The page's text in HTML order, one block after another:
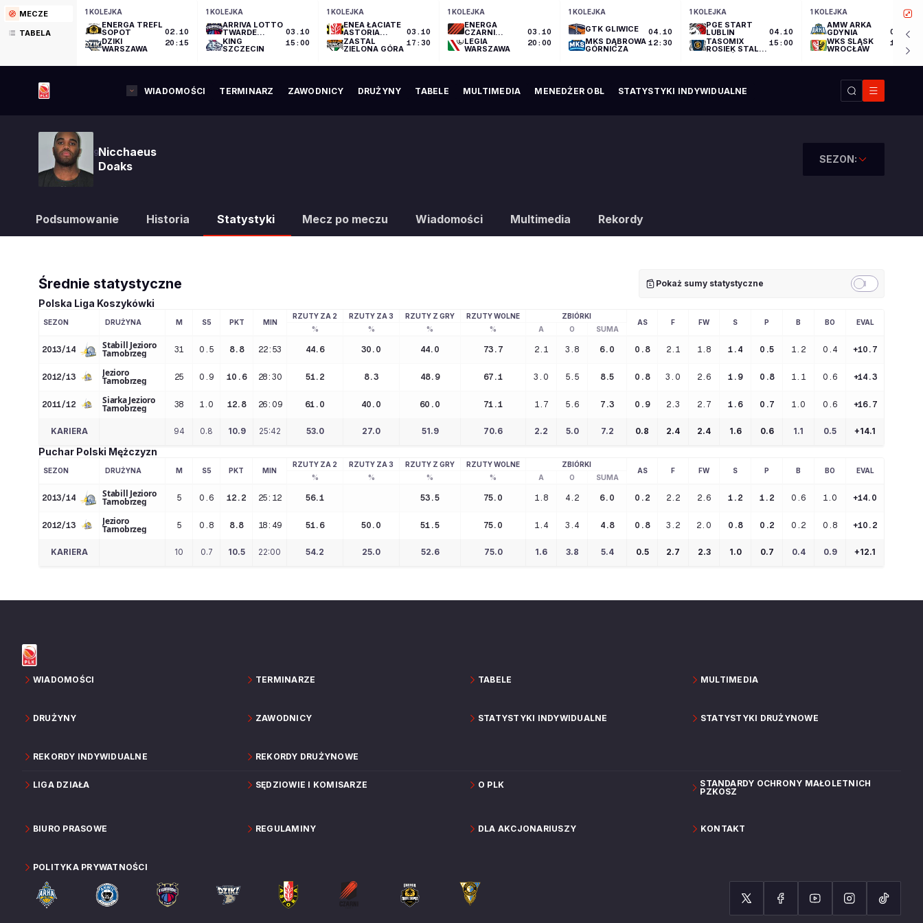
MECZE
TABELA
1 KOLEJKA
ENERGA TREFL
SOPOT
DZIKI
WARSZAWA
02.10
20:15
1 KOLEJKA
ARRIVA LOTTO
TWARDE
PIERNIKI
TORUŃ
KING
SZCZECIN
03.10
15:00
1 KOLEJKA
ENEA ŁACIATE
ASTORIA
BYDGOSZCZ
ZASTAL
ZIELONA GÓRA
03.10
17:30
1 KOLEJKA
ENERGA
CZARNI
SŁUPSK
LEGIA
WARSZAWA
03.10
20:00
1 KOLEJKA
GTK GLIWICE
MKS DĄBROWA
GÓRNICZA
04.10
12:30
1 KOLEJKA
PGE START
LUBLIN
TASOMIX
ROSIEK STAL
WIELKOPOLSKI
04.10
15:00
1 KOLEJKA
AMW ARKA
GDYNIA
WKS ŚLĄSK
WROCŁAW
04.10
17:30
WIADOMOŚCI TERMINARZ ZAWODNICY DRUŻYNY TABELE MULTIMEDIA MENEDŻER OBL STATYSTYKI INDYWIDUALNE
9Nicchaeus
Doaks
SEZON:
Podsumowanie Historia Statystyki Mecz po meczu Wiadomości Multimedia Rekordy
Średnie statystyczne Pokaż sumy statystyczne
Polska Liga Koszykówki
SEZON DRUŻYNA M S5 PKT MIN
RZUTY ZA 2 RZUTY ZA 3 RZUTY Z GRY RZUTY WOLNE ZBIÓRKI
AS F FW S P B BO
EVAL
%
% % % A O SUMA
2013/14 Stabill Jezioro
Tarnobrzeg 31 0.5 8.8 22:53 44.6 30.0 44.0 73.7 2.1 3.8 6.0 0.8 2.1 1.8 1.4 0.5 1.2 0.4 +10.7
2012/13 Jezioro
Tarnobrzeg 25 0.9 10.6 28:30 51.2 8.3 48.9 67.1 3.0 5.5 8.5 0.8 3.0 2.6 1.9 0.8 1.1 0.6 +14.3
2011/12 Siarka Jezioro
Tarnobrzeg 38 1.0 12.8 26:09 61.0 40.0 60.0 71.1 1.7 5.6 7.3 0.9 2.3 2.7 1.6 0.7 1.0 0.6 +16.7
KARIERA 94 0.8 10.9 25:42 53.0 27.0 51.9 70.6 2.2 5.0 7.2 0.8 2.4 2.4 1.6 0.6 1.1 0.5 +14.1
Puchar Polski Mężczyzn
SEZON DRUŻYNA M S5 PKT MIN
RZUTY ZA 2 RZUTY ZA 3 RZUTY Z GRY RZUTY WOLNE ZBIÓRKI
AS F FW S P B BO
EVAL
%
% % % A O SUMA
2013/14 Stabill Jezioro
Tarnobrzeg 5 0.6 12.2 25:12 56.1 53.5 75.0 1.8 4.2 6.0 0.2 2.2 2.6 1.2 1.2 0.6 1.0 +14.0
2012/13 Jezioro
Tarnobrzeg 5 0.8 8.8 18:49 51.6 50.0 51.5 75.0 1.4 3.4 4.8 0.8 3.2 2.0 0.8 0.2 0.2 0.8 +10.2
KARIERA 10 0.7 10.5 22:00 54.2 25.0 52.6 75.0 1.6 3.8 5.4 0.5 2.7 2.3 1.0 0.7 0.4 0.9 +12.1
WIADOMOŚCI TERMINARZE TABELE MULTIMEDIA
DRUŻYNY ZAWODNICY STATYSTYKI INDYWIDUALNE STATYSTYKI DRUŻYNOWE
REKORDY INDYWIDUALNE REKORDY DRUŻYNOWE
LIGA DZIAŁA SĘDZIOWIE I KOMISARZE O PLK
STANDARDY OCHRONY MAŁOLETNICH
PZKOSZ
BIURO PRASOWE REGULAMINY DLA AKCJONARIUSZY KONTAKT
POLITYKA PRYWATNOŚCI